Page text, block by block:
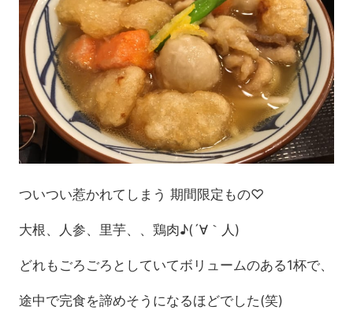
ついつい惹かれてしまう 期間限定もの♡
大根、人参、里芋、、鶏肉♪(´∀｀人)
どれもごろごろとしていてボリュームのある1杯で、
途中で完食を諦めそうになるほどでした(笑)